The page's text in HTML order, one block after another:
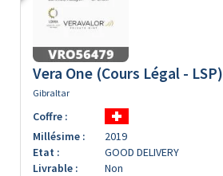
Vera One (Cours Légal - LSP)
Gibraltar
Coffre :
Millésime :
2019
Etat :
GOOD DELIVERY
Livrable :
Non